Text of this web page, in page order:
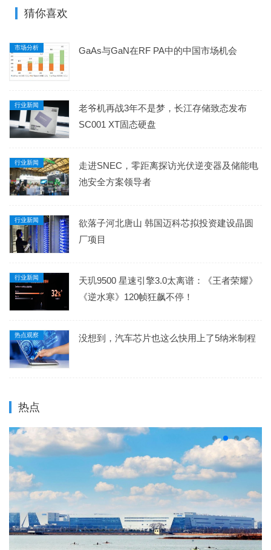
猜你喜欢
市场分析 GaAs与GaN在RF PA中的中国市场机会
行业新闻
老爷机再战3年不是梦，长江存储致态发布
SC001 XT固态硬盘
行业新闻
走进SNEC，零距离探访光伏逆变器及储能电
池安全方案领导者
行业新闻
欲落子河北唐山 韩国迈科芯拟投资建设晶圆
厂项目
行业新闻
天玑9500 星速引擎3.0太离谱：《王者荣耀》
《逆水寒》120帧狂飙不停！
热点观察 没想到，汽车芯片也这么快用上了5纳米制程
热点